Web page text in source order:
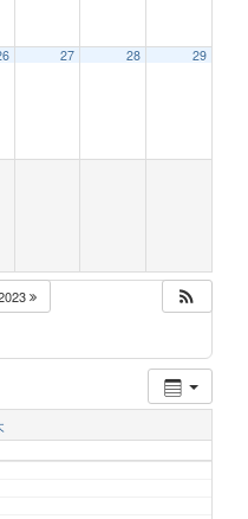
27 28 29